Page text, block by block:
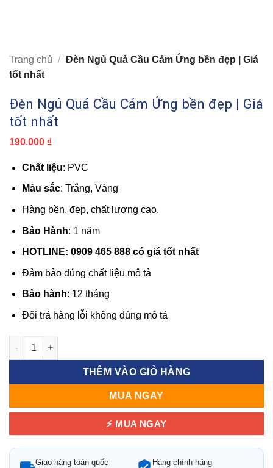
Trang chủ / Đèn Ngủ Quả Cầu Cảm Ứng bền đẹp | Giá
tốt nhất
Đèn Ngủ Quả Cầu Cảm Ứng bền đẹp | Giá
tốt nhất
190.000 ₫
Chất liệu: PVC
Màu sắc: Trắng, Vàng
Hàng bền, đẹp, chất lượng cao.
Bảo Hành: 1 năm
HOTLINE: 0909 465 888 có giá tốt nhất
Đảm bảo đúng chất liệu mô tả
Bảo hành: 12 tháng
Đổi trả hàng lỗi không đúng mô tả
Đèn Ngủ Quả Cầu Cảm Ứng bền đẹp | Giá tốt nhất số lượng
THÊM VÀO GIỎ HÀNG
MUA NGAY
⚡ MUA NGAY
Giao hàng toàn quốc Hàng chính hãng